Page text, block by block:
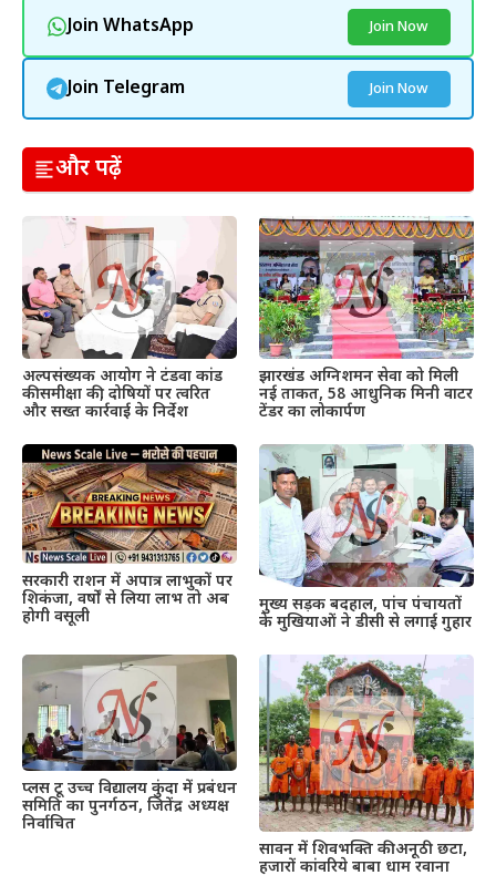
Join WhatsApp Join Now
Join Telegram Join Now
और पढ़ें
अल्पसंख्यक आयोग ने टंडवा कांड
की समीक्षा की, दोषियों पर त्वरित
और सख्त कार्रवाई के निर्देश
झारखंड अग्निशमन सेवा को मिली
नई ताकत, 58 आधुनिक मिनी वाटर
टेंडर का लोकार्पण
सरकारी राशन में अपात्र लाभुकों पर
शिकंजा, वर्षों से लिया लाभ तो अब
होगी वसूली
मुख्य सड़क बदहाल, पांच पंचायतों
के मुखियाओं ने डीसी से लगाई गुहार
प्लस टू उच्च विद्यालय कुंदा में प्रबंधन
समिति का पुनर्गठन, जितेंद्र अध्यक्ष
निर्वाचित
सावन में शिवभक्ति की अनूठी छटा,
हजारों कांवरिये बाबा धाम रवाना